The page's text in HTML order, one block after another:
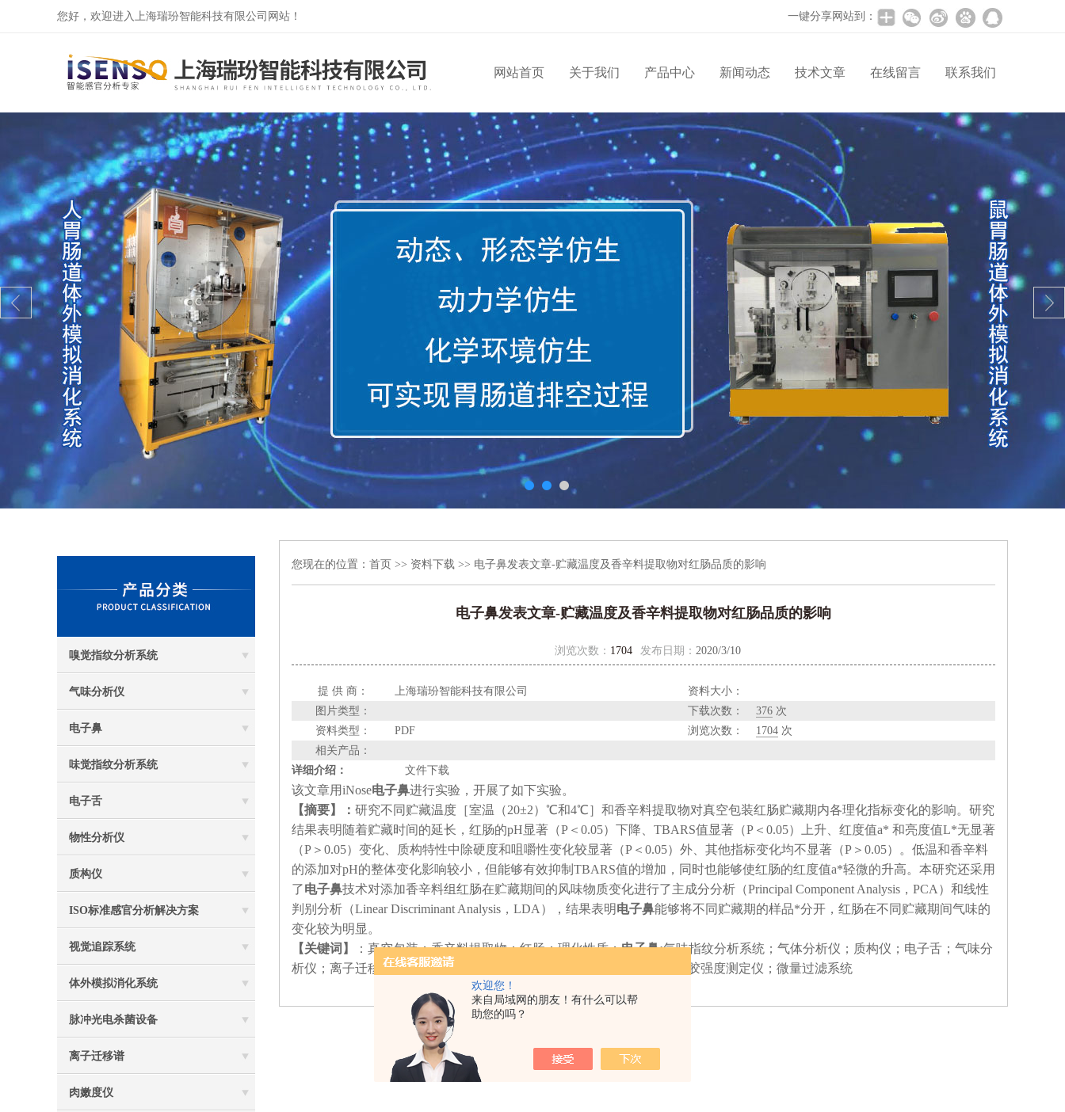
欢迎您！
来自局域网的朋友！有什么可以帮
助您的吗？
您好，欢迎进入上海瑞玢智能科技有限公司网站！ 一键分享网站到：
网站首页 关于我们 产品中心 新闻动态 技术文章 在线留言 联系我们
嗅觉指纹分析系统
气味分析仪
电子鼻
味觉指纹分析系统
电子舌
物性分析仪
质构仪
ISO标准感官分析解决方案
视觉追踪系统
体外模拟消化系统
脉冲光电杀菌设备
离子迁移谱
肉嫩度仪
您现在的位置： 首页 >> 资料下载 >> 电子鼻发表文章-贮藏温度及香辛料提取物对红肠品质的影响
电子鼻发表文章-贮藏温度及香辛料提取物对红肠品质的影响
浏览次数： 1704 发布日期： 2020/3/10
提 供 商： 上海瑞玢智能科技有限公司
资料大小：
图片类型：
下载次数： 376 次
资料类型：
PDF 浏览次数： 1704 次
相关产品：
详细介绍：
文件下载
该文章用iNose电子鼻进行实验，开展了如下实验。
【摘要】： 研究不同贮藏温度［室温（20±2）℃和4℃］和香辛料提取物对真空包装红肠贮藏期内各理化指标变化的影响。研究
结果表明随着贮藏时间的延长，红肠的pH显著（P＜0.05）下降、TBARS值显著（P＜0.05）上升、红度值a* 和亮度值L*无显著
（P＞0.05）变化、质构特性中除硬度和咀嚼性变化较显著（P＜0.05）外、其他指标变化均不显著（P＞0.05）。低温和香辛料
的添加对pH的整体变化影响较小，但能够有效抑制TBARS值的增加，同时也能够使红肠的红度值a*轻微的升高。本研究还采用
了电子鼻技术对添加香辛料组红肠在贮藏期间的风味物质变化进行了主成分分析（Principal Component Analysis，PCA）和线性
判别分析（Linear Discriminant Analysis，LDA），结果表明电子鼻能够将不同贮藏期的样品*分开，红肠在不同贮藏期间气味的
变化较为明显。
【关键词】
：真空包装；香辛料提取物；红肠；理化性质；电子鼻;气味指纹分析系统；气体分析仪；质构仪；电子舌；气味分
析仪；离子迁移谱；生物芯片；3D打印机；肉嫩度仪；物性测试仪；凝胶强度测定仪；微量过滤系统